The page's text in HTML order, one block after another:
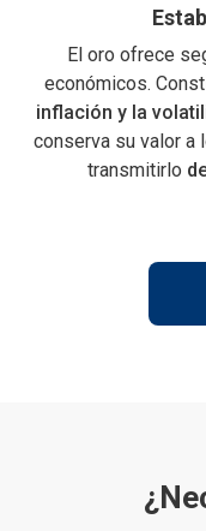
El oro ofrece
económicos.
inflación y la
conserva su valor a
transmitirlo